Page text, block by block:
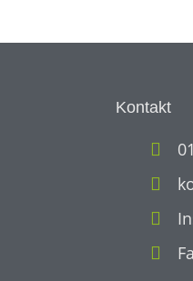
Kontakt